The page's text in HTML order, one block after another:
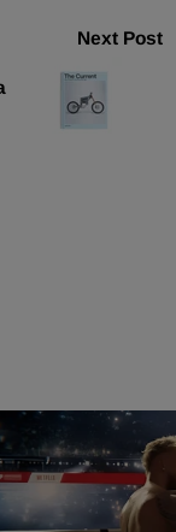
Next Post